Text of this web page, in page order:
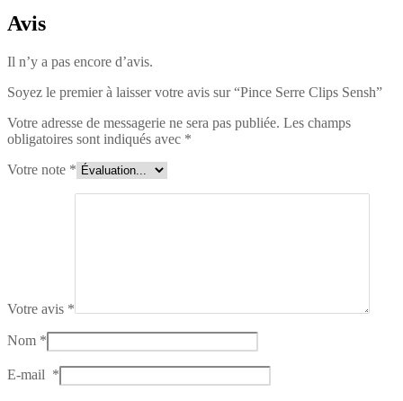
Avis
Il n’y a pas encore d’avis.
Soyez le premier à laisser votre avis sur “Pince Serre Clips Sensh”
Votre adresse de messagerie ne sera pas publiée. Les champs
obligatoires sont indiqués avec *
Votre note *
Votre avis *
Nom *
E-mail *